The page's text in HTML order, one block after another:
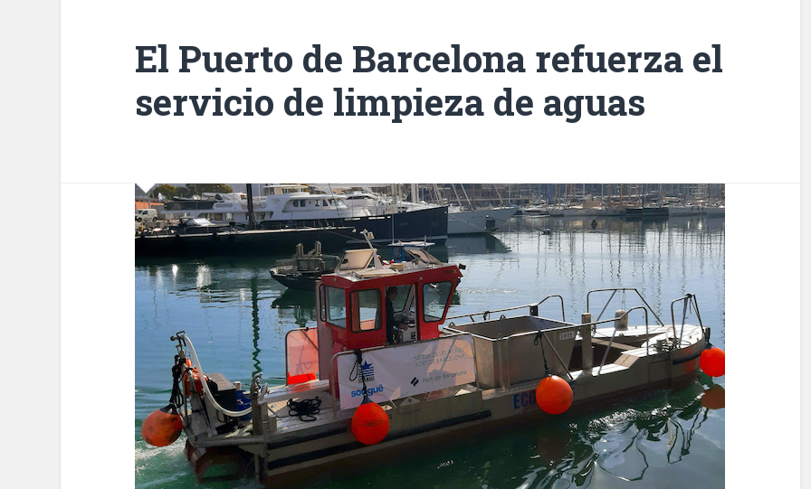
El Puerto de Barcelona refuerza el
servicio de limpieza de aguas